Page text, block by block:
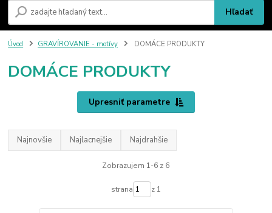
Hľadať
Úvod GRAVÍROVANIE - motívy DOMÁCE PRODUKTY
DOMÁCE PRODUKTY
Upresniť parametre
Najnovšie Najlacnejšie Najdrahšie
Zobrazujem 1-6 z 6
strana z 1